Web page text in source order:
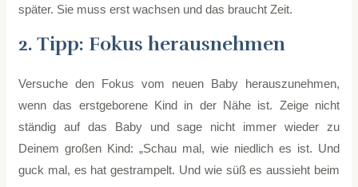
später. Sie muss erst wachsen und das braucht Zeit.
2. Tipp: Fokus herausnehmen
Versuche den Fokus vom neuen Baby herauszunehmen,
wenn das erstgeborene Kind in der Nähe ist. Zeige nicht
ständig auf das Baby und sage nicht immer wieder zu
Deinem großen Kind: „Schau mal, wie niedlich es ist. Und
guck mal, es hat gestrampelt. Und wie süß es aussieht beim